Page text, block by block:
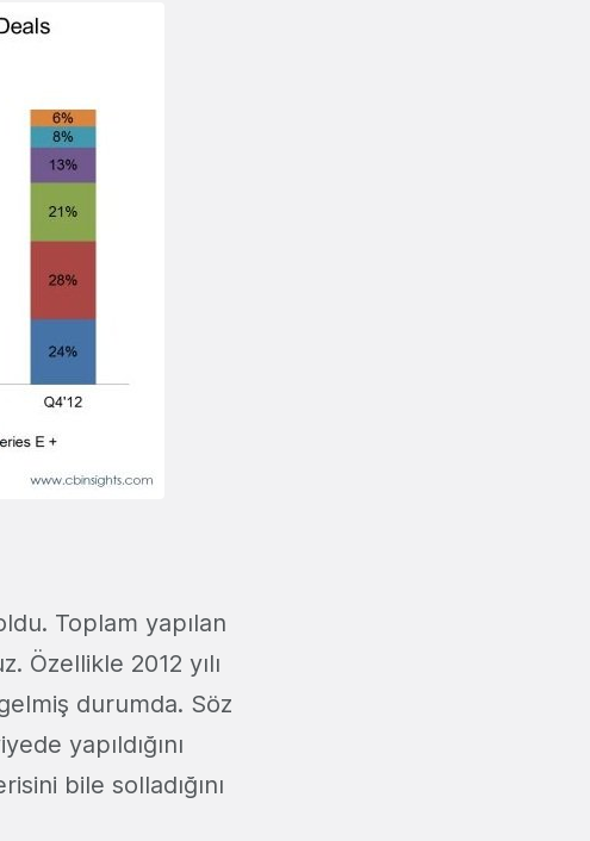
Toplam yapılan
Özellikle 2012 yılı
durumda. Söz
yapıldığını
bile solladığını